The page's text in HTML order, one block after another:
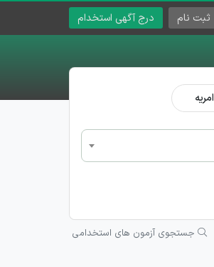
درج آگهی استخدام ثبت نام
امریه
جستجوی آزمون های استخدامی